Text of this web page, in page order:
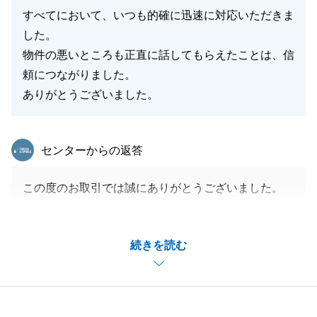
ことがございましたらお気軽にご相談いただきたく存
じます。
引き続き何卒よろしくお願いいたします。
すべてにおいて、いつも的確に迅速に対応いただきま
した。
物件の悪いところも正直に話してもらえたことは、信
頼につながりました。
ありがとうございました。
続きを読む
東急リバブル
センターからの返答
この度のお取引では誠にありがとうございました。
『決まるときは一瞬』とご主人様が仰られていたよう
に、本当に良い物件は迷うことがないのかもしれませ